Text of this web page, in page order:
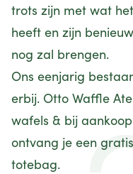
trots zijn met wat
heeft en zijn
nog zal brengen.
Ons eenjarig
erbij. Otto Waffle
wafels & bij
ontvang je een
totebag.